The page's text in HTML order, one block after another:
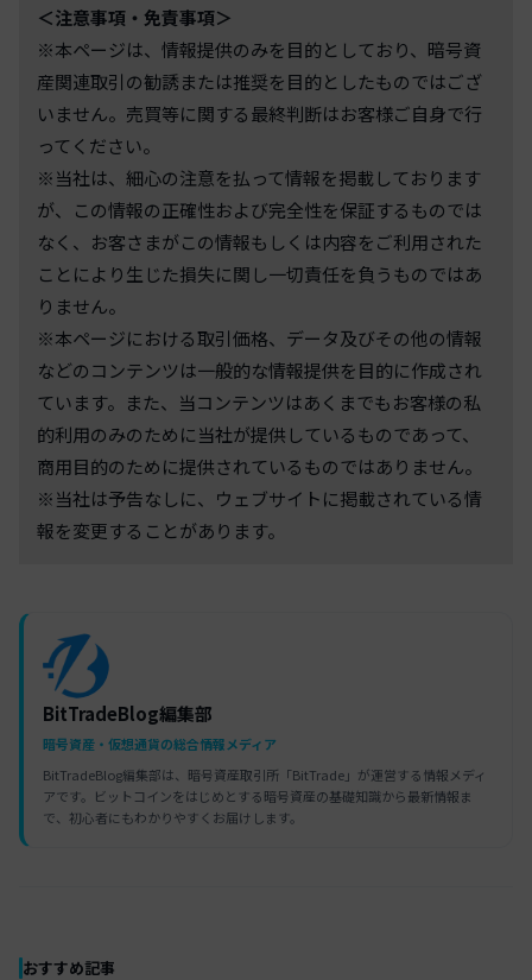
＜注意事項・免責事項＞
※本ページは、情報提供のみを目的としており、暗号資
産関連取引の勧誘または推奨を目的としたものではござ
いません。売買等に関する最終判断はお客様ご自身で行
ってください。
※当社は、細心の注意を払って情報を掲載しております
が、この情報の正確性および完全性を保証するものでは
なく、お客さまがこの情報もしくは内容をご利用された
ことにより生じた損失に関し一切責任を負うものではあ
りません。
※本ページにおける取引価格、データ及びその他の情報
などのコンテンツは一般的な情報提供を目的に作成され
ています。また、当コンテンツはあくまでもお客様の私
的利用のみのために当社が提供しているものであって、
商用目的のために提供されているものではありません。
※当社は予告なしに、ウェブサイトに掲載されている情
報を変更することがあります。
BitTradeBlog編集部
暗号資産・仮想通貨の総合情報メディア
BitTradeBlog編集部は、暗号資産取引所「BitTrade」が運営する情報メディ
アです。ビットコインをはじめとする暗号資産の基礎知識から最新情報ま
で、初心者にもわかりやすくお届けします。
おすすめ記事